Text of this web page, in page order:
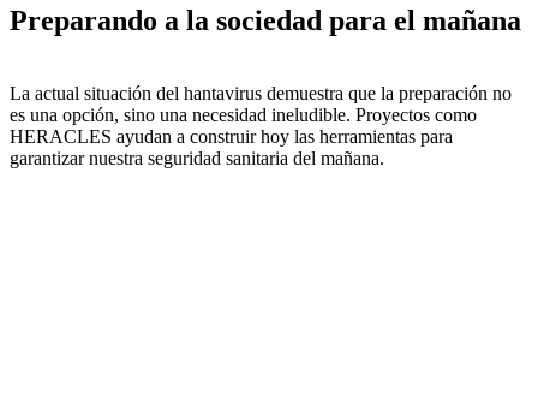
Preparando a la sociedad para el mañana
La actual situación del hantavirus demuestra que la preparación no
es una opción, sino una necesidad ineludible. Proyectos como
HERACLES ayudan a construir hoy las herramientas para
garantizar nuestra seguridad sanitaria del mañana.